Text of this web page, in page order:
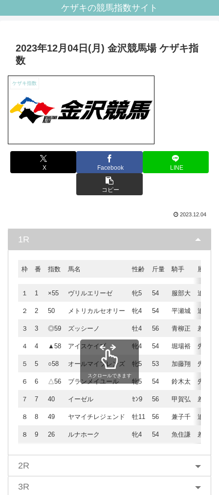
ケザキの競馬指数サイト
2023年12月04日(月) 金沢競馬場 ケザキ指
数
ケザキ指数
X Facebook LINE
コピー
2023.12.04
1R
枠 番 指数 馬名 性齢 斤量 騎手 展開
１ 1 ×55 ヴリルエリーゼ 牝5 54 服部大 追
２ 2 50 メトリカルセオリー 牝4 54 平瀬城 追
３ 3 ◎59 ズッシーノ 牡4 56 青柳正 差
４ 4 ▲58 アイスケイブ 牝4 54 堀場裕 先
５ 5 ○58 オールマイフレンズ 牝5 53 加藤翔 先
６ 6 △56 ブランメイユール 牝5 54 鈴木太 先
７ 7 40 イーゼル ｾﾝ9 56 甲賀弘 差
８ 8 49 ヤマイチレジェンド 牡11 56 兼子千 追
８ 9 26 ルナホーク 牝4 54 魚住謙 差
スクロールできます
2R
3R